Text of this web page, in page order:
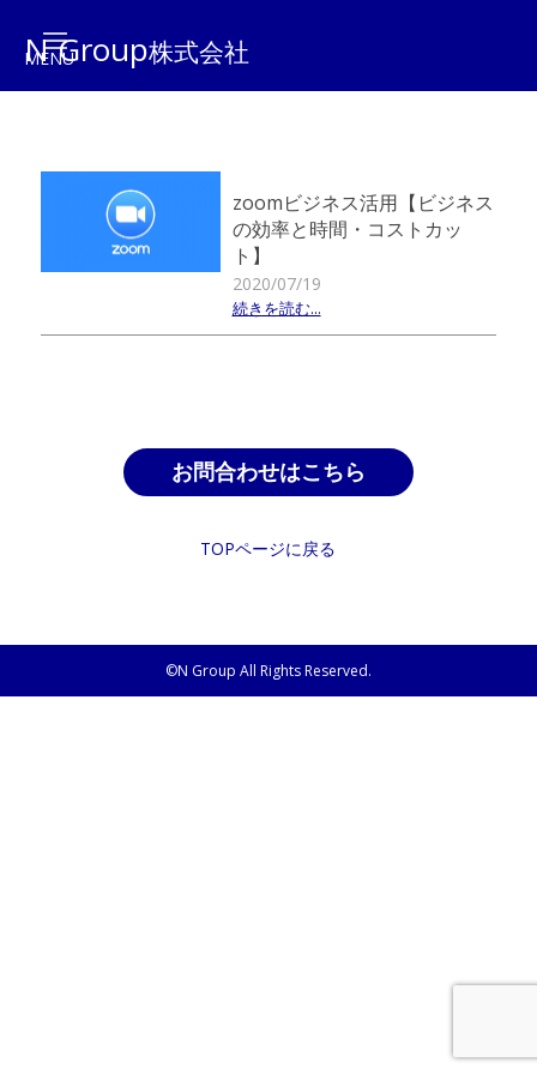
N Group株式会社
zoomビジネス活用【ビジネス
の効率と時間・コストカッ
ト】
2020/07/19
続きを読む...
お問合わせはこちら
TOPページに戻る
©N Group All Rights Reserved.